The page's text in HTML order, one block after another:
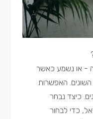
- או נשמע כאשר
השונים. האפשרות
כיצד נבחר
כדי לבחור